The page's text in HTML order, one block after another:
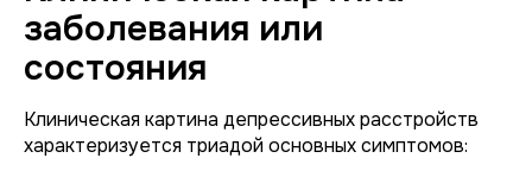
заболевания или
состояния
Клиническая картина депрессивных расстройств
характеризуется триадой основных симптомов: